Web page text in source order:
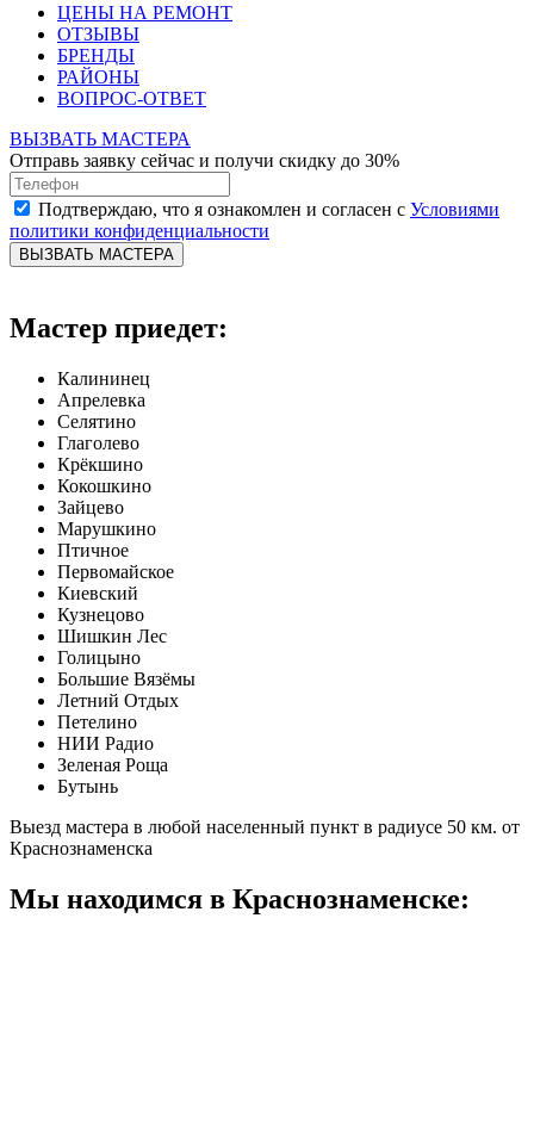
ЦЕНЫ НА РЕМОНТ
ОТЗЫВЫ
БРЕНДЫ
РАЙОНЫ
ВОПРОС-ОТВЕТ
ВЫЗВАТЬ МАСТЕРА
Отправь заявку сейчас и получи скидку до 30%
Подтверждаю, что я ознакомлен и согласен с Условиями
политики конфиденциальности
ВЫЗВАТЬ МАСТЕРА
Мастер приедет:
Калининец
Апрелевка
Селятино
Глаголево
Крёкшино
Кокошкино
Зайцево
Марушкино
Птичное
Первомайское
Киевский
Кузнецово
Шишкин Лес
Голицыно
Большие Вязёмы
Летний Отдых
Петелино
НИИ Радио
Зеленая Роща
Бутынь
Выезд мастера в любой населенный пункт в радиусе 50 км. от
Краснознаменска
Мы находимся в Краснознаменске: